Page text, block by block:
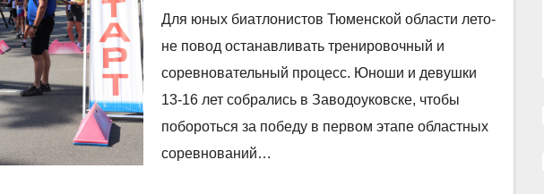
Для юных биатлонистов Тюменской области лето-
не повод останавливать тренировочный и
соревновательный процесс. Юноши и девушки
13-16 лет собрались в Заводоуковске, чтобы
побороться за победу в первом этапе областных
соревнований…